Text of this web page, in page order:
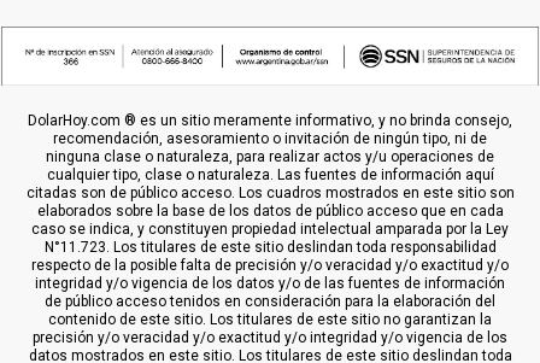
DolarHoy.com ® es un sitio meramente informativo, y no brinda consejo,
recomendación, asesoramiento o invitación de ningún tipo, ni de
ninguna clase o naturaleza, para realizar actos y/u operaciones de
cualquier tipo, clase o naturaleza. Las fuentes de información aquí
citadas son de público acceso. Los cuadros mostrados en este sitio son
elaborados sobre la base de los datos de público acceso que en cada
caso se indica, y constituyen propiedad intelectual amparada por la Ley
N°11.723. Los titulares de este sitio deslindan toda responsabilidad
respecto de la posible falta de precisión y/o veracidad y/o exactitud y/o
integridad y/o vigencia de los datos y/o de las fuentes de información
de público acceso tenidos en consideración para la elaboración del
contenido de este sitio. Los titulares de este sitio no garantizan la
precisión y/o veracidad y/o exactitud y/o integridad y/o vigencia de los
datos mostrados en este sitio. Los titulares de este sitio deslindan toda